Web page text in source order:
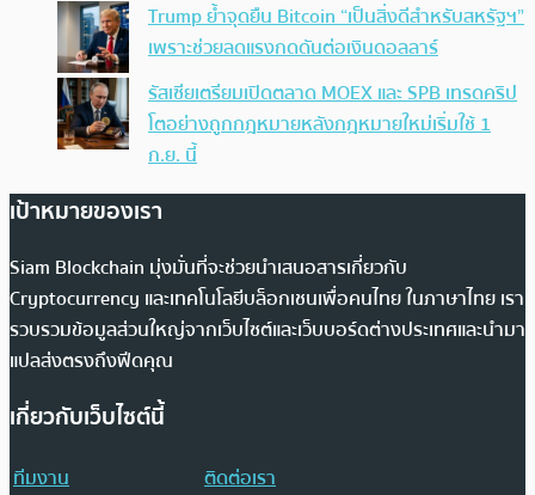
Trump ย้ำจุดยืน Bitcoin “เป็นสิ่งดีสำหรับสหรัฐฯ”
เพราะช่วยลดแรงกดดันต่อเงินดอลลาร์
รัสเซียเตรียมเปิดตลาด MOEX และ SPB เทรดคริป
โตอย่างถูกกฎหมายหลังกฎหมายใหม่เริ่มใช้ 1
ก.ย. นี้
เป้าหมายของเรา
Siam Blockchain มุ่งมั่นที่จะช่วยนำเสนอสารเกี่ยวกับ
Cryptocurrency และเทคโนโลยีบล็อกเชนเพื่อคนไทย ในภาษาไทย เรา
รวบรวมข้อมูลส่วนใหญ่จากเว็บไซต์และเว็บบอร์ดต่างประเทศและนำมา
แปลส่งตรงถึงฟีดคุณ
เกี่ยวกับเว็บไซต์นี้
ทีมงาน
ติดต่อเรา